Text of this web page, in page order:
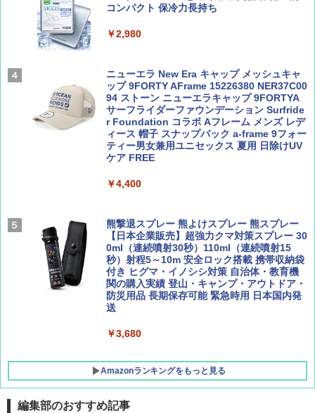
￥1,540
AIRLINE（エアライン）2026年9月号【特
集】ボーイング110周年を祝して！
￥1,760
ァキア 2026～2027 地球の歩き方A ヨーロッ
パ
￥2,277
新しい日本地理 地図・統計・移動から読み
解く (講談社現代新書)
￥1,540
テント ワンタッチ RENEW 幅200 2-3人用 43
￥5,999
[キャンパーズコレクション 山善] 傘みたいに
広げるだけ パッとサッとテント ブラックコ
ーティング フルクローズ メッシュ 3-4人用
簡単設置 ポップアップテント エクルベージ
ュ(BC仕様) PATC-150B(EB)
￥9,990
[キャンパーズコレクション 山善] 傘みたいに
広げるだけ パッとサッとテント キューブワ
イド ブラックコーティング フルクローズ メ
ッシュ 4人用 簡単設置 ポップアップテント P
ATCW-150B エクルベージュ
￥-
コンパクト 保冷力長持ち
￥2,980
ニューエラ New Era キャップ メッシュキャ
ップ 9FORTY AFrame 15226380 NER37C00
94 ストーン ニューエラキャップ 9FORTYA
サーフライダーファウンデーション Surfride
r Foundation コラボ Aフレーム メンズ レデ
ィース 帽子 スナップバック a-frame 9フォー
ティー男女兼用ユニセックス 夏用 日除けUV
ケア FREE
￥4,400
熊撃退スプレー 熊よけスプレー 熊スプレー
【日本企業販売】超強力クマ対策スプレー 30
0ml（連続噴射30秒）110ml（連続噴射15
秒）射程5～10m 安全ロック搭載 携帯収納袋
付き ヒグマ・イノシシ対策 自治体・教育機
関の購入実績 登山・キャンプ・アウトドア・
防災用品 長期保存可能 緊急時用 日本国内発
送
￥3,680
Amazonランキングをもっと見る
編集部のおすすめ記事